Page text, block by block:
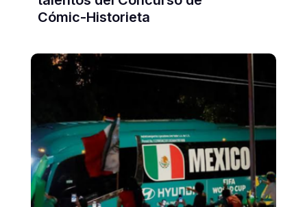
Cómic-Historieta